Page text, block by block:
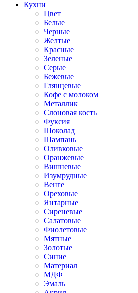
Кухни
Цвет
Белые
Черные
Желтые
Красные
Зеленые
Серые
Бежевые
Глянцевые
Кофе с молоком
Металлик
Слоновая кость
Фуксия
Шоколад
Шампань
Оливковые
Оранжевые
Вишневые
Изумрудные
Венге
Ореховые
Янтарные
Сиреневые
Салатовые
Фиолетовые
Мятные
Золотые
Синие
Материал
МДФ
Эмаль